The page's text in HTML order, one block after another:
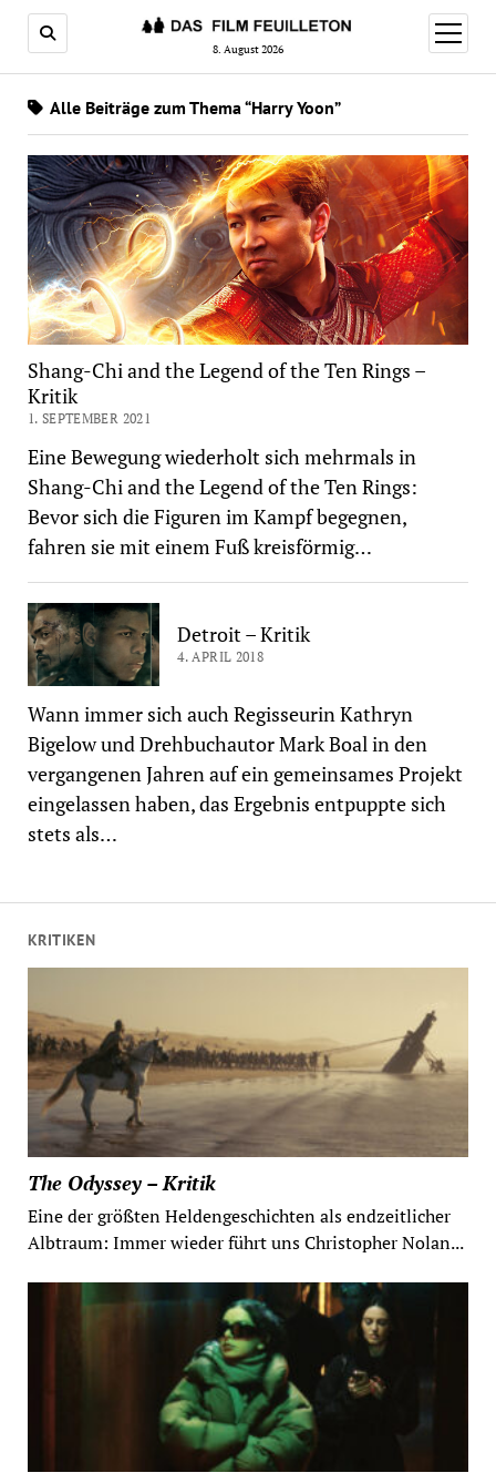
8. August 2026
Menü
öffnen
KRITIKEN
The Odyssey – Kritik
Eine der größten Heldengeschichten als endzeitlicher
Albtraum: Immer wieder führt uns Christopher Nolan...
Alle Beiträge zum Thema “Harry Yoon”
Shang-Chi and the Legend of the Ten Rings –
Kritik
1. SEPTEMBER 2021
Eine Bewegung wiederholt sich mehrmals in
Shang-Chi and the Legend of the Ten Rings:
Bevor sich die Figuren im Kampf begegnen,
fahren sie mit einem Fuß kreisförmig…
Detroit – Kritik
4. APRIL 2018
Wann immer sich auch Regisseurin Kathryn
Bigelow und Drehbuchautor Mark Boal in den
vergangenen Jahren auf ein gemeinsames Projekt
eingelassen haben, das Ergebnis entpuppte sich
stets als…